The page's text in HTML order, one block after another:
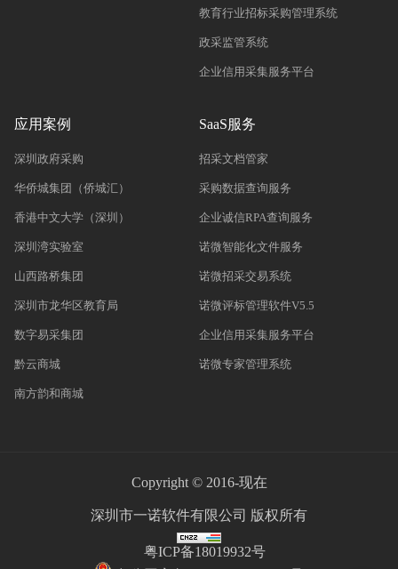
教育行业招标采购管理系统
政采监管系统
企业信用采集服务平台
应用案例
深圳政府采购
华侨城集团（侨城汇）
香港中文大学（深圳）
深圳湾实验室
山西路桥集团
深圳市龙华区教育局
数字易采集团
黔云商城
南方韵和商城
SaaS服务
招采文档管家
采购数据查询服务
企业诚信RPA查询服务
诺微智能化文件服务
诺微招采交易系统
诺微评标管理软件V5.5
企业信用采集服务平台
诺微专家管理系统
Copyright © 2016-现在
深圳市一诺软件有限公司 版权所有
粤ICP备18019932号